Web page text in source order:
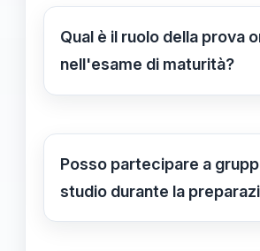
podcast in lingua originale
ottime risorse per migliorare
Qual è il ruolo della prova
nell'esame di maturità?
La prova orale è
comprensione linguistica
studente, fornendo
Posso partecipare a
studio durante la
Certamente, partecipare a